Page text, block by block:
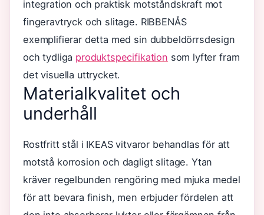
integration och praktisk motståndskraft mot
fingeravtryck och slitage. RIBBENÅS
exemplifierar detta med sin dubbeldörrsdesign
och tydliga produktspecifikation som lyfter fram
det visuella uttrycket.
Materialkvalitet och
underhåll
Rostfritt stål i IKEAS vitvaror behandlas för att
motstå korrosion och dagligt slitage. Ytan
kräver regelbunden rengöring med mjuka medel
för att bevara finish, men erbjuder fördelen att